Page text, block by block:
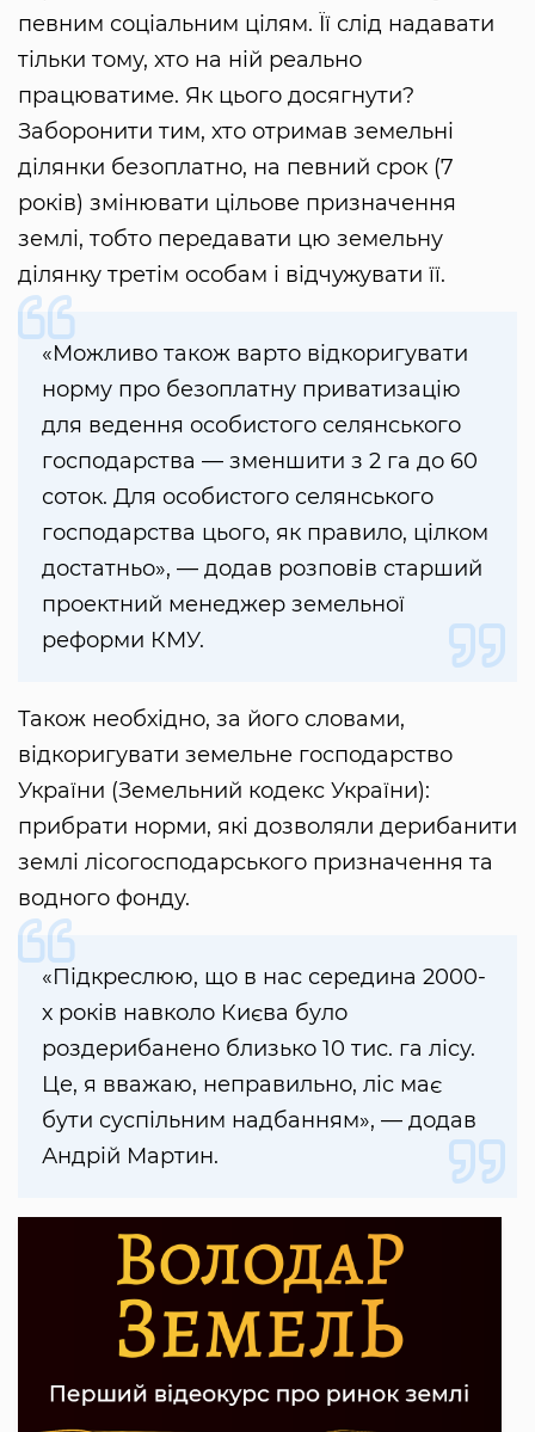
певним соціальним цілям. Її слід надавати
тільки тому, хто на ній реально
працюватиме. Як цього досягнути?
Заборонити тим, хто отримав земельні
ділянки безоплатно, на певний срок (7
років) змінювати цільове призначення
землі, тобто передавати цю земельну
ділянку третім особам і відчужувати її.
«Можливо також варто відкоригувати
норму про безоплатну приватизацію
для ведення особистого селянського
господарства — зменшити з 2 га до 60
соток. Для особистого селянського
господарства цього, як правило, цілком
достатньо», — додав розповів старший
проектний менеджер земельної
реформи КМУ.
Також необхідно, за його словами,
відкоригувати земельне господарство
України (Земельний кодекс України):
прибрати норми, які дозволяли дерибанити
землі лісогосподарського призначення та
водного фонду.
«Підкреслюю, що в нас середина 2000-
х років навколо Києва було
роздерибанено близько 10 тис. га лісу.
Це, я вважаю, неправильно, ліс має
бути суспільним надбанням», — додав
Андрій Мартин.